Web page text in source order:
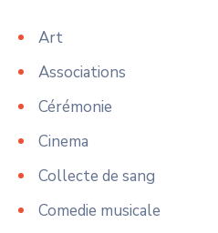
Art
Associations
Cérémonie
Cinema
Collecte de sang
Comedie musicale